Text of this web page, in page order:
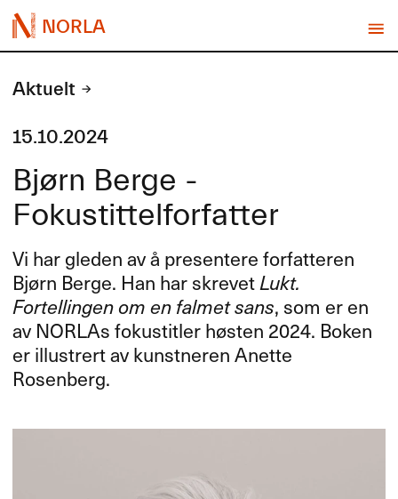
NORLA
Aktuelt
15.10.2024
Bjørn Berge -
Fokustittelforfatter
Vi har gleden av å presentere forfatteren
Bjørn Berge. Han har skrevetLukt.
Fortellingen om en falmet sans, som er en
av NORLAs fokustitler høsten 2024. Boken
er illustrert av kunstneren Anette
Rosenberg.